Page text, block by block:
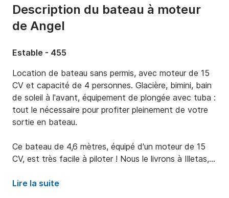
Description du bateau à moteur
de Angel
Estable - 455
Location de bateau sans permis, avec moteur de 15
CV et capacité de 4 personnes. Glacière, bimini, bain
de soleil à l'avant, équipement de plongée avec tuba :
tout le nécessaire pour profiter pleinement de votre
sortie en bateau.
Ce bateau de 4,6 mètres, équipé d'un moteur de 15
CV, est très facile à piloter ! Nous le livrons à Illetas,
explorer de nombreux petits coins de paradis en
Lire la suite